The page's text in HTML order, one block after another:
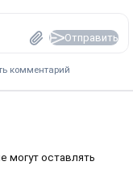
Отправить
комментарий
могут оставлять